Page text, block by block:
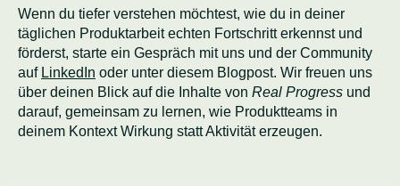
Wenn du tiefer verstehen möchtest, wie du in deiner
täglichen Produktarbeit echten Fortschritt erkennst und
förderst, starte ein Gespräch mit uns und der Community
auf LinkedIn oder unter diesem Blogpost. Wir freuen uns
über deinen Blick auf die Inhalte von Real Progress und
darauf, gemeinsam zu lernen, wie Produktteams in
deinem Kontext Wirkung statt Aktivität erzeugen.